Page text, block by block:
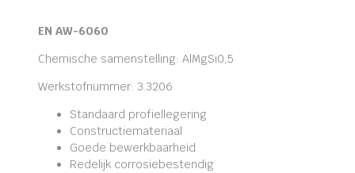
EN AW-6060
Chemische samenstelling: AlMgSi0,5
Werkstofnummer: 3.3206
Standaard profiellegering
Constructiemateriaal
Goede bewerkbaarheid
Redelijk corrosiebestendig